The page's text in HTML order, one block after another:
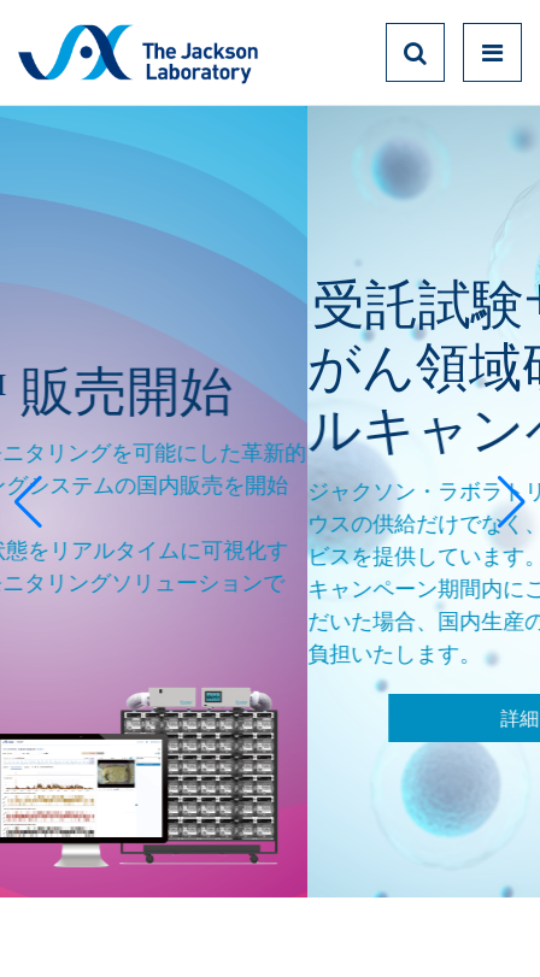
た革新的
を開始
視化す
ョンで
受託試験サービス
がん領域研究トラ
ルキャンペーン
ジャクソン・ラボラトリー・ジャパンでは、
ウスの供給だけでなく、 マウスを用いた受
ビスを提供しています。
キャンペーン期間内にご契約の手続きを完了
だいた場合、国内生産の実験用マウスの費用